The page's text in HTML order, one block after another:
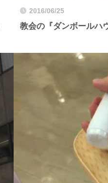
2016/06/25
教会の『ダンボールハ